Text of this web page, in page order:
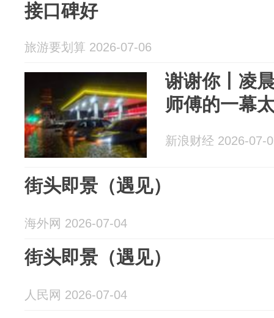
接口碑好
旅游要划算 2026-07-06
谢谢你丨凌
师傅的一幕
新浪财经 2026-07-
街头即景（遇见）
海外网 2026-07-04
街头即景（遇见）
人民网 2026-07-04